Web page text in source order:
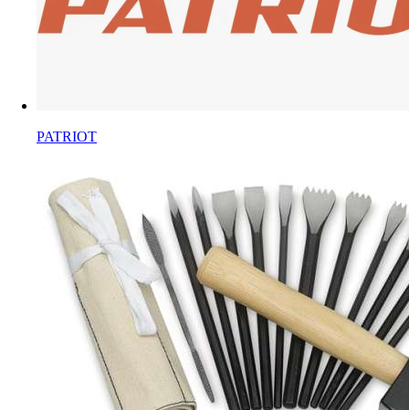
PATRIOT